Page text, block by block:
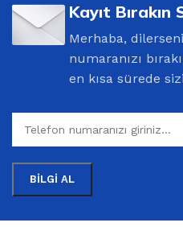
Kayıt Bırakın
Merhaba,
numaranızı
en kısa sürede